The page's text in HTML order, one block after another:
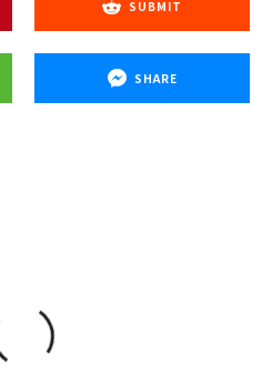
SUBMIT
SHARE